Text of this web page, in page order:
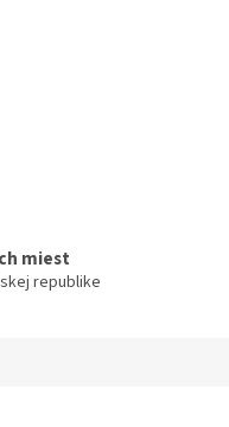
miest
republike